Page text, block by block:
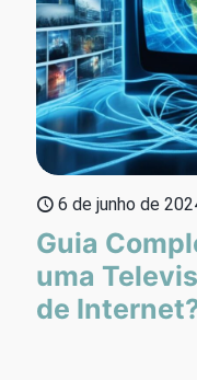
6 de junho de
Guia
uma
de